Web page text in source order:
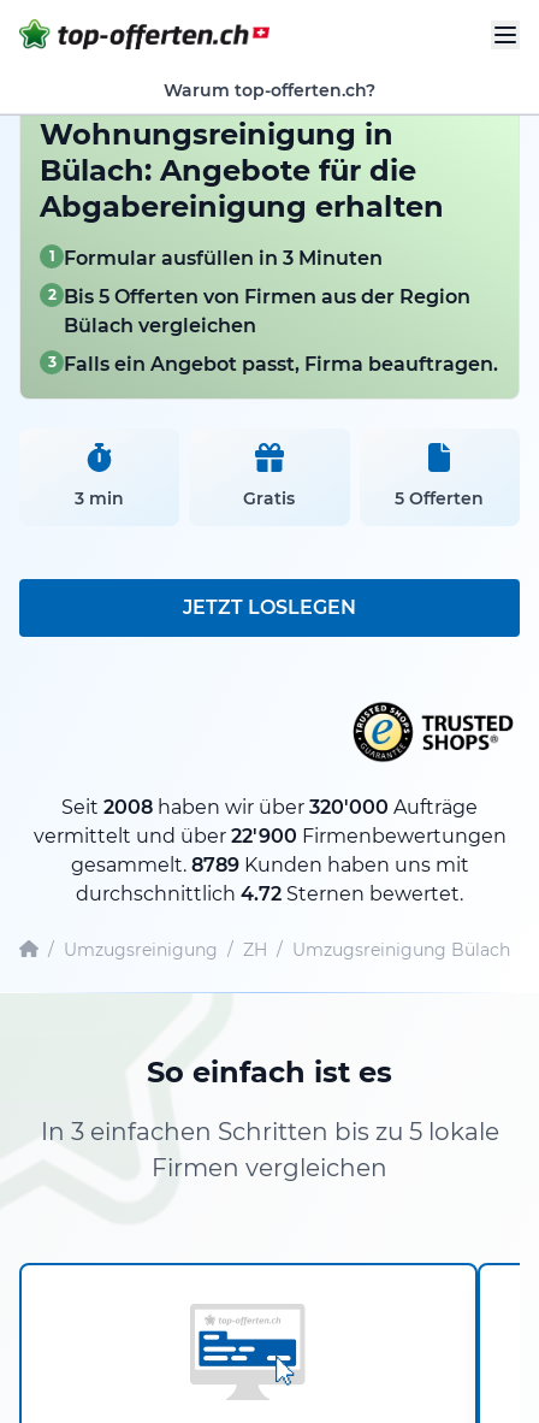
Warum top-offerten.ch?
Wohnungsreinigung in
Bülach: Angebote für die
Abgabereinigung erhalten
1 Formular ausfüllen in 3 Minuten
2 Bis 5 Offerten von Firmen aus der Region
Bülach vergleichen
3 Falls ein Angebot passt, Firma beauftragen.
3 min Gratis 5 Offerten
JETZT LOSLEGEN
Seit 2008 haben wir über 320'000 Aufträge
vermittelt und über 22'900 Firmenbewertungen
gesammelt. 8789Kunden haben uns mit
durchschnittlich 4.72 Sternen bewertet.
/ Umzugsreinigung / ZH / Umzugsreinigung Bülach
So einfach ist es
In 3 einfachen Schritten bis zu 5 lokale
Firmen vergleichen